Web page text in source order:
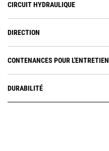
CIRCUIT HYDRAULIQUE
DIRECTION
CONTENANCES POUR L'ENTRETIEN
DURABILITÉ